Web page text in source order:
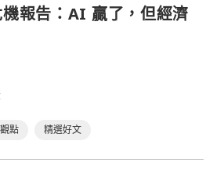
報告：AI 贏了，但經濟
點 精選好文